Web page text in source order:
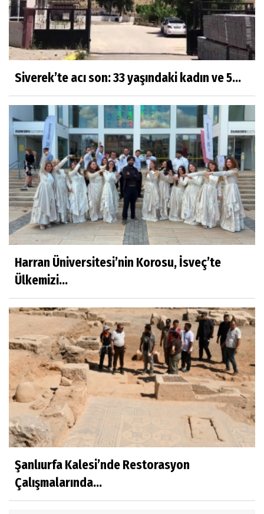
Siverek’te acı son: 33 yaşındaki kadın ve 5...
Harran Üniversitesi’nin Korosu, İsveç’te
Ülkemizi...
Şanlıurfa Kalesi’nde Restorasyon
Çalışmalarında...